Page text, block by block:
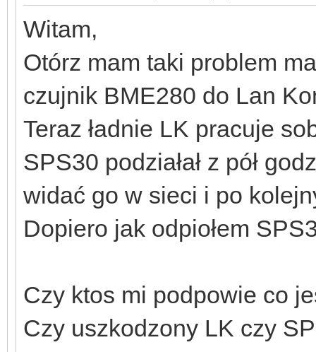
Witam,
Otórz mam taki problem
czujnik BME280 do Lan
Teraz ładnie LK pracuje
SPS30 podziałał z pół
widać go w sieci i po
Dopiero jak odpiołem
Czy ktos mi podpowie co
Czy uszkodzony LK czy